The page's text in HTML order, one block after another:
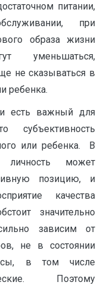
питании,
при
образа жизни
уменьшаться,
не сказываться в
ребенка.
есть важный для
или ребенка. В
личность может
позицию, и
качества
значительно
зависим от
не в состоянии
в том числе
Поэтому